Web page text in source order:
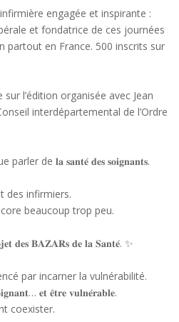
engagée et inspirante :
et fondatrice de ces journées
partout en France. 500 inscrits sur
sur l’édition organisée avec Jean
interdépartemental de l’Ordre
de 𝐥𝐚 𝐬𝐚𝐧𝐭𝐞́ 𝐝𝐞𝐬 𝐬𝐨𝐢𝐠𝐧𝐚𝐧𝐭𝐬.
des infirmiers.
beaucoup trop peu.
𝐝𝐞𝐬 𝐁𝐀𝐙𝐀𝐑𝐬 𝐝𝐞 𝐥𝐚 𝐒𝐚𝐧𝐭𝐞́. ✨
par incarner la vulnérabilité.
𝐞𝐭 𝐞̂𝐭𝐫𝐞 𝐯𝐮𝐥𝐧𝐞́𝐫𝐚𝐛𝐥𝐞.
coexister.